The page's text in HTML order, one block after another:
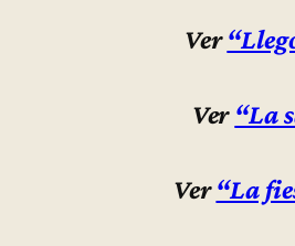
Ver
Ver “La
Ver“La